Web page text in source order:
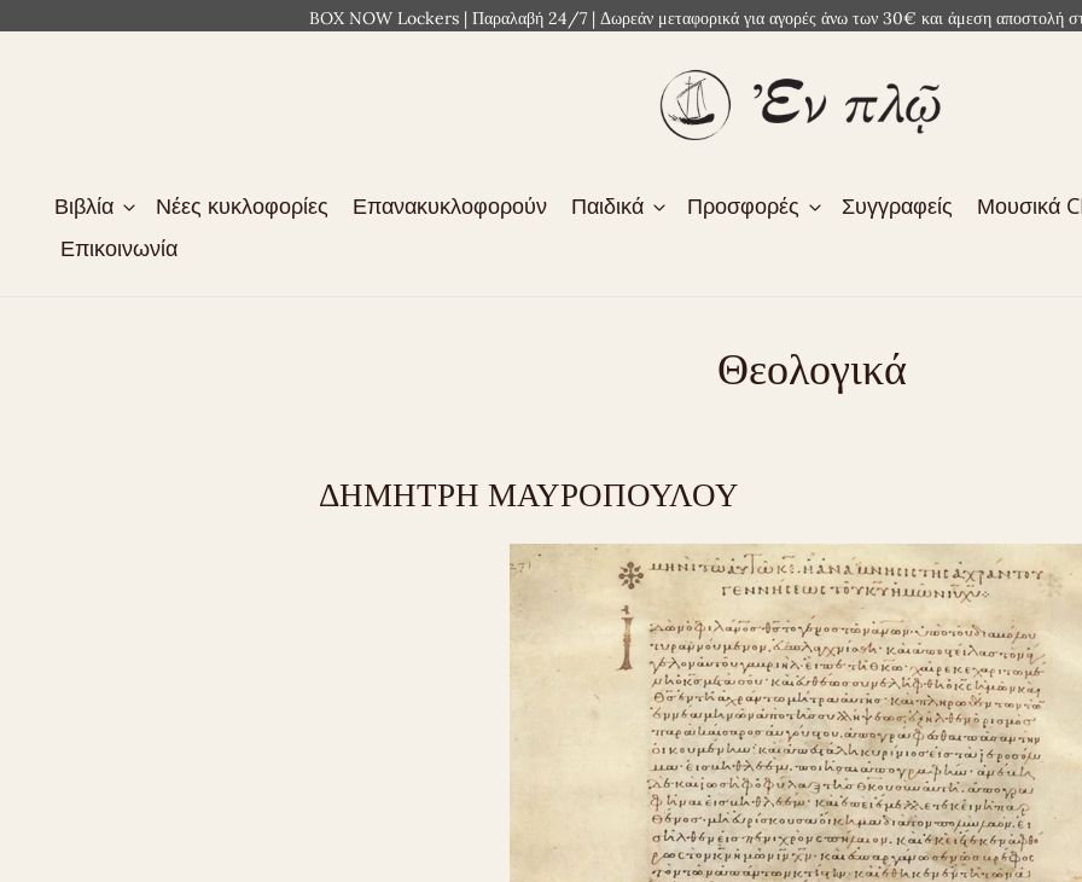
BOX NOW Lockers | Παραλαβή 24/7 | Δωρεάν μεταφορικά για αγορές άνω των 30€ και άμεση αποστολή
Βιβλία Νέες κυκλοφορίες Επανακυκλοφορούν Παιδικά Προσφορές Συγγραφείς
Μουσικά
Επικοινωνία
Θεολογικά
ΔΗΜΗΤΡΗ ΜΑΥΡΟΠΟΥΛΟΥ